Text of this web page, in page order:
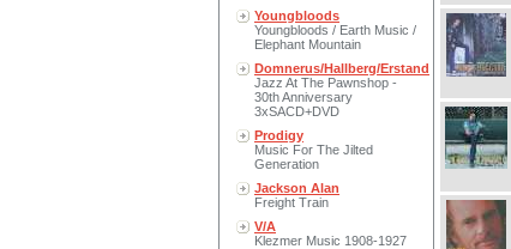
Youngbloods
Youngbloods / Earth Music /
Elephant Mountain
Domnerus/Hallberg/Erstand
Jazz At The Pawnshop -
30th Anniversary
3xSACD+DVD
Prodigy
Music For The Jilted
Generation
Jackson Alan
Freight Train
V/A
Klezmer Music 1908-1927